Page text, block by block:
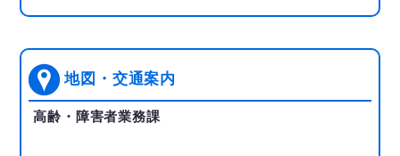
地図・交通案内
高齢・障害者業務課